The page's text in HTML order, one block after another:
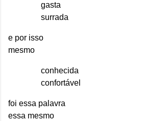
gasta
surrada
e por isso
mesmo
conhecida
confortável
foi essa palavra
essa mesmo